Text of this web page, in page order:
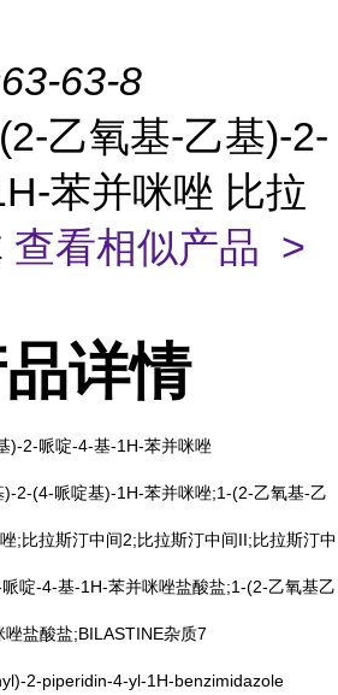
63-8
乙氧基-乙基)-2-
苯并咪唑 比拉
查看相似产品 >
详情
)-2-哌啶-4-基-1H-苯并咪唑
)-2-(4-哌啶基)-1H-苯并咪唑;1-(2-乙氧基-乙
;比拉斯汀中间2;比拉斯汀中间II;比拉斯汀中
啶-4-基-1H-苯并咪唑盐酸盐;1-(2-乙氧基乙
盐酸盐;BILASTINE杂质7
2-piperidin-4-yl-1H-benzimidazole